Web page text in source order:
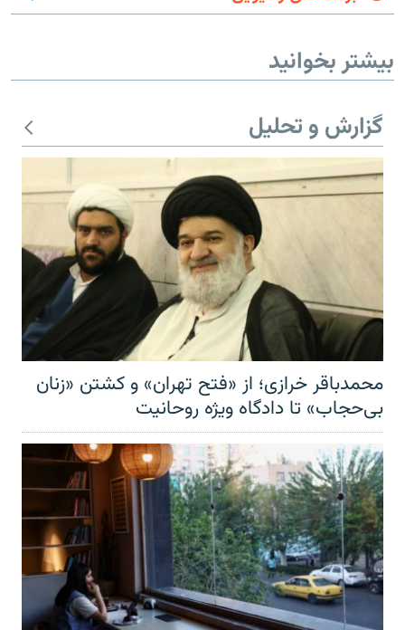
بیشتر بخوانید
گزارش و تحلیل
محمدباقر خرازی؛ از «فتح تهران» و کشتن «زنان
بی‌حجاب» تا دادگاه ویژه روحانیت